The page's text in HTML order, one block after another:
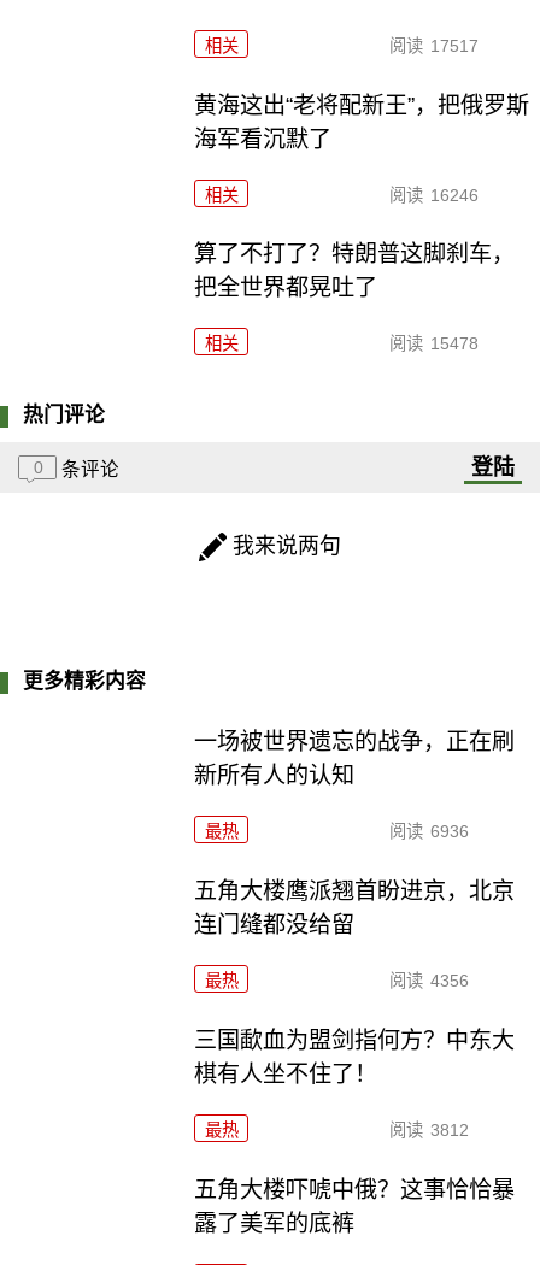
相关 阅读 17517
黄海这出“老将配新王”，把俄罗斯
海军看沉默了
相关 阅读 16246
算了不打了？特朗普这脚刹车，
把全世界都晃吐了
相关 阅读 15478
热门评论
0 条评论 登陆
我来说两句
更多精彩内容
一场被世界遗忘的战争，正在刷
新所有人的认知
最热 阅读 6936
五角大楼鹰派翘首盼进京，北京
连门缝都没给留
最热 阅读 4356
三国歃血为盟剑指何方？中东大
棋有人坐不住了！
最热 阅读 3812
五角大楼吓唬中俄？这事恰恰暴
露了美军的底裤